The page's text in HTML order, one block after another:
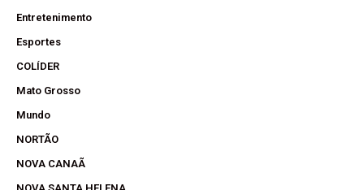
Entretenimento
Esportes
COLÍDER
Mato Grosso
Mundo
NORTÃO
NOVA CANAÃ